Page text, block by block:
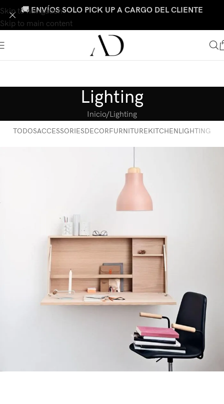
Skip to navigation
Skip to main content
🚚 ENVÍOS SOLO PICK UP A CARGO DEL CLIENTE
Lighting
Inicio Lighting
TODOSACCESSORIESDECORFURNITUREKITCHENLIGHTING